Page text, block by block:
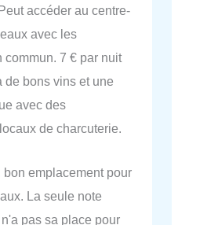
accéder au centre-
avec les
commun. 7 € par nuit
de bons vins et une
avec des
de charcuterie.
bon emplacement pour
La seule note
pas sa place pour